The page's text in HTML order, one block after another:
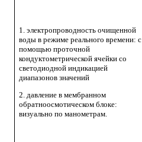
1. электропроводность очищенной
воды в режиме реального времени: с
помощью проточной
кондуктометрической ячейки со
светодиодной индикацией
диапазонов значений
2. давление в мембранном
обратноосмотическом блоке:
визуально по манометрам.